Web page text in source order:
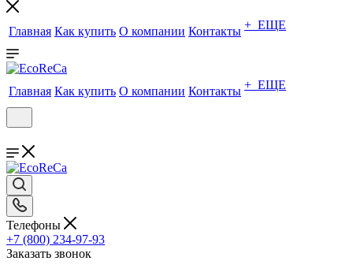
Главная Как купить О компании Контакты + ЕЩЕ
Главная Как купить О компании Контакты + ЕЩЕ
Телефоны
+7 (800) 234-97-93
Заказать звонок